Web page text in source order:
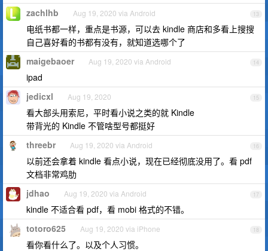
13
zachlhb Aug 19, 2020 via Android
电纸书都一样，重点是书源，可以去 kindle 商店和多看上搜搜
自己喜好看的书都有没有，就知道选哪个了
14
maigebaoer Aug 19, 2020 via Android
ipad
15
jedicxl Aug 19, 2020
看大部头用索尼，平时看小说之类的就 Kindle
带背光的 Kindle 不管啥型号都挺好
16
threebr Aug 19, 2020 via Android
以前还会拿着 kindle 看点小说，现在已经彻底没用了。看 pdf
文档非常鸡肋
17
jdhao Aug 19, 2020 via Android
kindle 不适合看 pdf，看 mobi 格式的不错。
18
totoro625 Aug 19, 2020 via iPhone
看你看什么了。以及个人习惯。